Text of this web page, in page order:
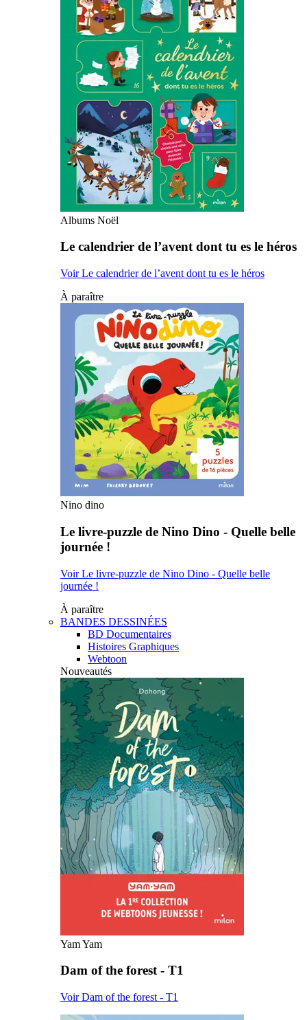
Albums Noël
Le calendrier de l’avent dont tu es le héros
Voir Le calendrier de l’avent dont tu es le héros
À paraître
Nino dino
Le livre-puzzle de Nino Dino - Quelle belle
journée !
Voir Le livre-puzzle de Nino Dino - Quelle belle
journée !
À paraître
BANDES DESSINÉES
BD Documentaires
Histoires Graphiques
Webtoon
Nouveautés
Yam Yam
Dam of the forest - T1
Voir Dam of the forest - T1